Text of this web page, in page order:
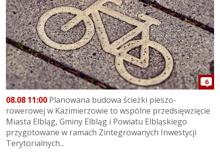
6
08.08 11:00 Planowana budowa ścieżki pieszo-
rowerowej w Kazimierzowie to wspólne przedsięwzięcie
Miasta Elbląg, Gminy Elbląg i Powiatu Elbląskiego
przygotowane w ramach Zintegrowanych Inwestycji
Terytorialnych...